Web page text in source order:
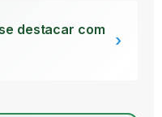
destacar com
›